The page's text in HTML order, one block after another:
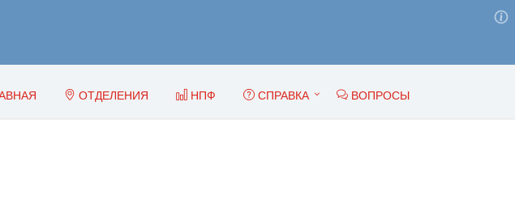
ОТДЕЛЕНИЯ НПФ СПРАВКА ВОПРОСЫ